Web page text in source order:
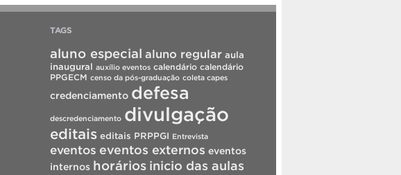
TAGS
aluno especial aluno regular aula
inaugural auxílio eventos calendário calendário
PPGECM censo da pós-graduação coleta capes
credenciamento defesa
descredenciamento divulgação
editais editais PRPPGI Entrevista
eventos eventos externos eventos
internos horários inicio das aulas